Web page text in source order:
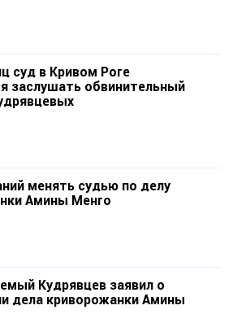
суд в Кривом Роге
заслушать обвинительный
менять судью по делу
Амины Менго
Кудрявцев заявил о
дела криворожанки Амины